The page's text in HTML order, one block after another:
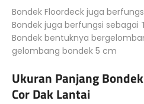
Bondek Floordeck juga
Bondek juga berfungsi sebagai
Bondek bentuknya
gelombang bondek 5 cm
Ukuran Panjang
Cor Dak Lantai